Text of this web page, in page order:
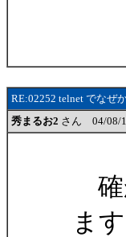
RE:02252 telnet でなぜ
秀まるお2 さん 04/08/
確
ま